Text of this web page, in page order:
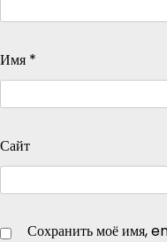
Имя *
Сайт
Сохранить моё имя,